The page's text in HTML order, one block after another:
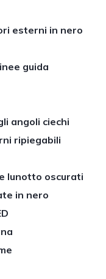
esterni in nero
guida
angoli ciechi
ripiegabili
lunotto oscurati
in nero